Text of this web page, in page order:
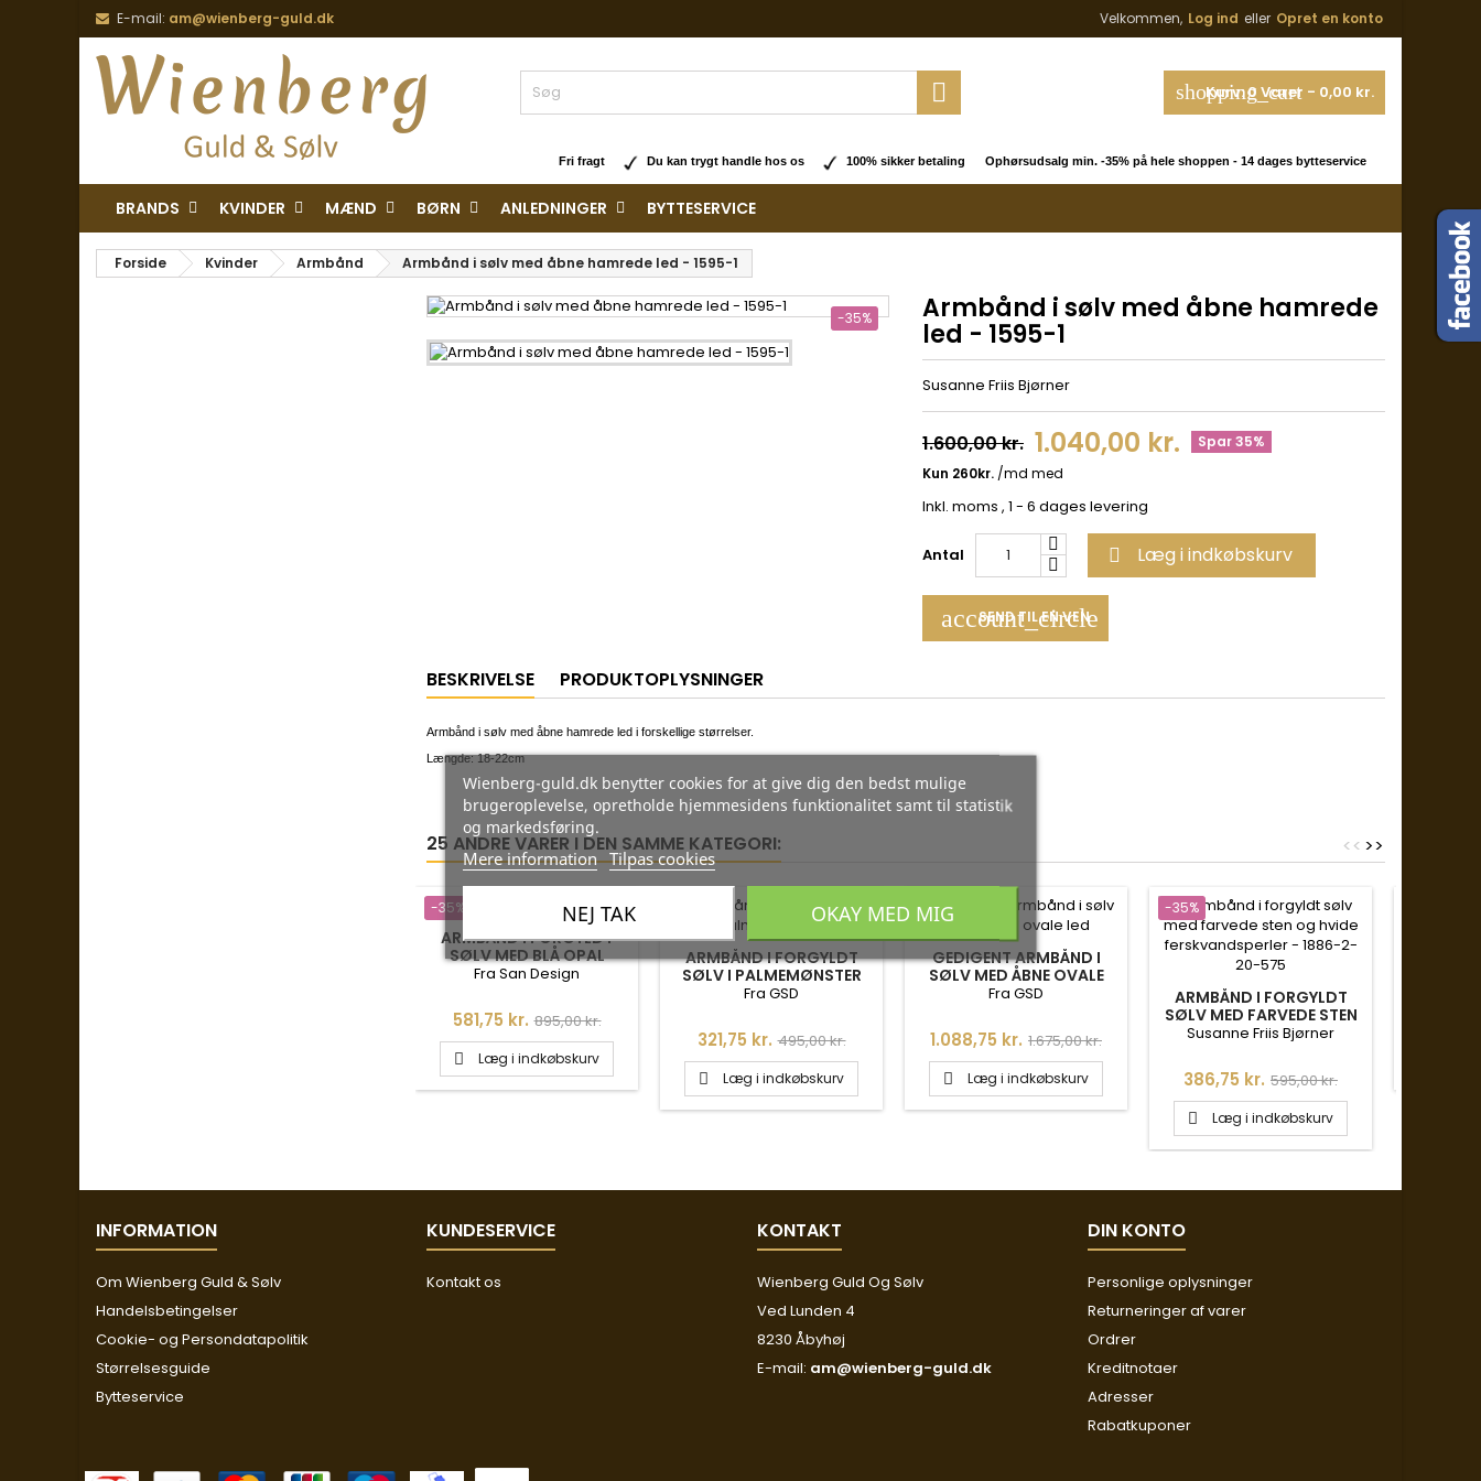
E-mail: am@wienberg-guld.dk Velkommen, Log ind eller Opret en konto
shopping_cart
Kurv:0 Varer - 0,00 kr.

Fri fragt Du kan trygt handle hos os 100% sikker betaling Ophørsudsalg min. -35% på hele shoppen - 14 dages bytteservice
BRANDS KVINDER MÆND BØRN ANLEDNINGER BYTTESERVICE
Forside Kvinder Armbånd Armbånd i sølv med åbne hamrede led - 1595-1
-35% Armbånd i sølv med åbne hamrede
led - 1595-1
Susanne Friis Bjørner
1.600,00 kr. 1.040,00 kr. Spar 35%
Inkl. moms , 1 - 6 dages levering
Antal  Læg i indkøbskurv
account_circle
SEND TIL EN VEN
BESKRIVELSE PRODUKTOPLYSNINGER
Armbånd i sølv med åbne hamrede led i forskellige størrelser.
Længde: 18-22cm
25 ANDRE VARER I DEN SAMME KATEGORI: >>
<<
-35%
ARMBÅND I FORGYLDT
SØLV MED BLÅ OPAL
Fra San Design
Pris
581,75 kr. Normalpris
895,00 kr.
 Læg i indkøbskurv
ARMBÅND I FORGYLDT
SØLV I PALMEMØNSTER
Fra GSD
Pris
321,75 kr. Normalpris
495,00 kr.
 Læg i indkøbskurv
-35%
GEDIGENT ARMBÅND I
SØLV MED ÅBNE OVALE
LED
Fra GSD
Pris
1.088,75 kr. Normalpris
1.675,00 kr.
 Læg i indkøbskurv
-35%
ARMBÅND I FORGYLDT
SØLV MED FARVEDE STEN
OG HVIDE
1886-2-20-575
Susanne Friis Bjørner
Pris
386,75 kr. Normalpris
595,00 kr.
 Læg i indkøbskurv
INFORMATION
Om Wienberg Guld & Sølv
Handelsbetingelser
Cookie- og Persondatapolitik
Størrelsesguide
Bytteservice
KUNDESERVICE
Kontakt os
KONTAKT
Wienberg Guld Og Sølv
Ved Lunden 4
8230 Åbyhøj
E-mail: am@wienberg-guld.dk
DIN KONTO
Personlige oplysninger
Returneringer af varer
Ordrer
Kreditnotaer
Adresser
Rabatkuponer
Wienberg-guld.dk benytter cookies for at give dig den bedst mulige
brugeroplevelse, opretholde hjemmesidens funktionalitet samt til statistik
og markedsføring.
Mere information Tilpas cookies
NEJ TAK OKAY MED MIG